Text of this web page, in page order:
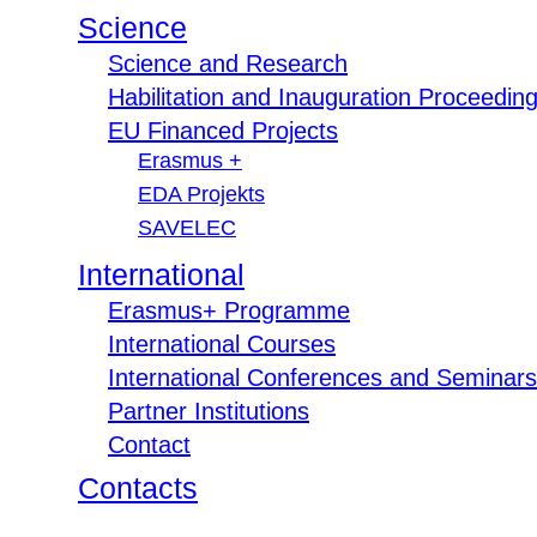
Science
Science and Research
Habilitation and Inauguration
EU Financed Projects
Erasmus +
EDA Projekts
SAVELEC
International
Erasmus+ Programme
International Courses
International Conferences and Seminars
Partner Institutions
Contact
Contacts